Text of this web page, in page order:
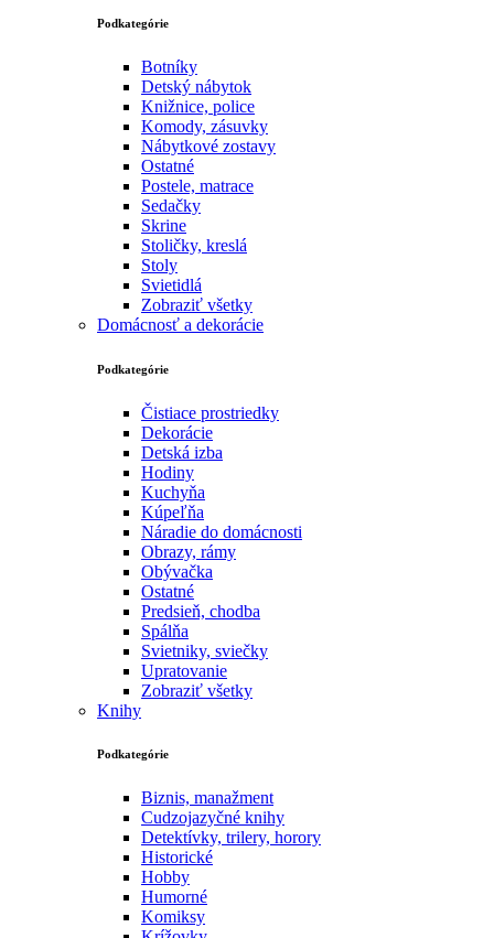
Podkategórie
Botníky
Detský nábytok
Knižnice, police
Komody, zásuvky
Nábytkové zostavy
Ostatné
Postele, matrace
Sedačky
Skrine
Stoličky, kreslá
Stoly
Svietidlá
Zobraziť všetky
Domácnosť a dekorácie
Podkategórie
Čistiace prostriedky
Dekorácie
Detská izba
Hodiny
Kuchyňa
Kúpeľňa
Náradie do domácnosti
Obrazy, rámy
Obývačka
Ostatné
Predsieň, chodba
Spálňa
Svietniky, sviečky
Upratovanie
Zobraziť všetky
Knihy
Podkategórie
Biznis, manažment
Cudzojazyčné knihy
Detektívky, trilery, horory
Historické
Hobby
Humorné
Komiksy